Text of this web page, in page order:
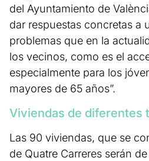
del Ayuntamiento de
dar respuestas concretas a
problemas que en la
los vecinos, como es el
especialmente para los
mayores de 65 años”.
Viviendas de diferentes
Las 90 viviendas, que se
de Quatre Carreres serán